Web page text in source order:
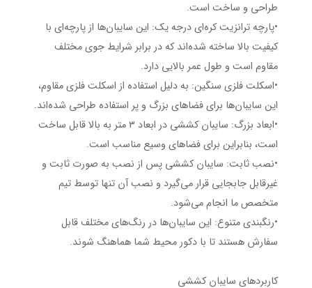
طراحی و ساخت است.
•پارچه ترانزیت کره‌ای درجه یک: این سایبان‌ها از پارچه‌ای با
کیفیت بالا ساخته شده‌اند که در برابر شرایط جوی مختلف
مقاوم است و طول عمر بالایی دارد.
•اسکلت فلزی سنگین: به دلیل استفاده از اسکلت فلزی مقاوم،
این سایبان‌ها برای فضاهای بزرگ و پر استفاده طراحی شده‌اند.
•ابعاد بزرگ: سایبان کششی در ابعاد ۳ متر به بالا قابل ساخت
است، بنابراین برای فضاهای وسیع مناسب است.
•نصب ثابت: سایبان کششی پس از نصب به صورت ثابت و
غیرقابل جابجایی قرار می‌گیرد و نصب آن تنها توسط تیم
متخصص ما انجام می‌شود.
•رنگبندی متنوع: این سایبان‌ها در رنگ‌های مختلف قابل
سفارش هستند تا با دکور محیط شما هماهنگ شوند.
کاربردهای سایبان کششی